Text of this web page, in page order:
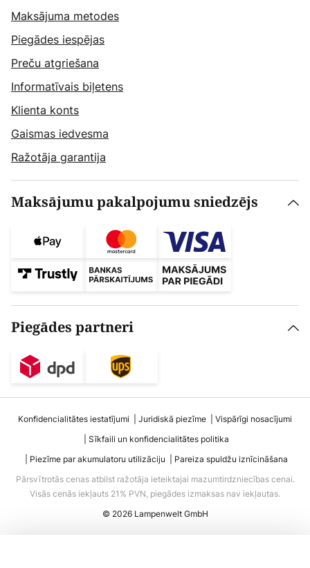
Maksājuma metodes
Piegādes iespējas
Preču atgriešana
Informatīvais biļetens
Klienta konts
Gaismas iedvesma
Ražotāja garantija
Maksājumu pakalpojumu sniedzējs
Piegādes partneri
Konfidencialitātes iestatījumi Juridiskā piezīme
Vispārīgi nosacījumi
Sīkfaili un konfidencialitātes politika
Piezīme par akumulatoru utilizāciju
Pareiza spuldžu iznīcināšana
Pārsvītrotās cenas atbilst ražotāja ieteiktajai mazumtirdzniecības cenai.
Visās cenās iekļauts 21% PVN, piegādes izmaksas nav iekļautas.
© 2026 Lampenwelt GmbH